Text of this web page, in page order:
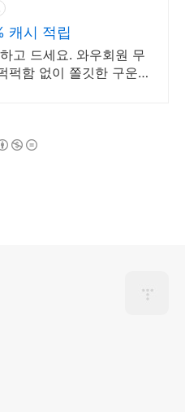
캐시 적립
고 드세요. 와우회원 무
퍽함 없이 쫄깃한 구운계